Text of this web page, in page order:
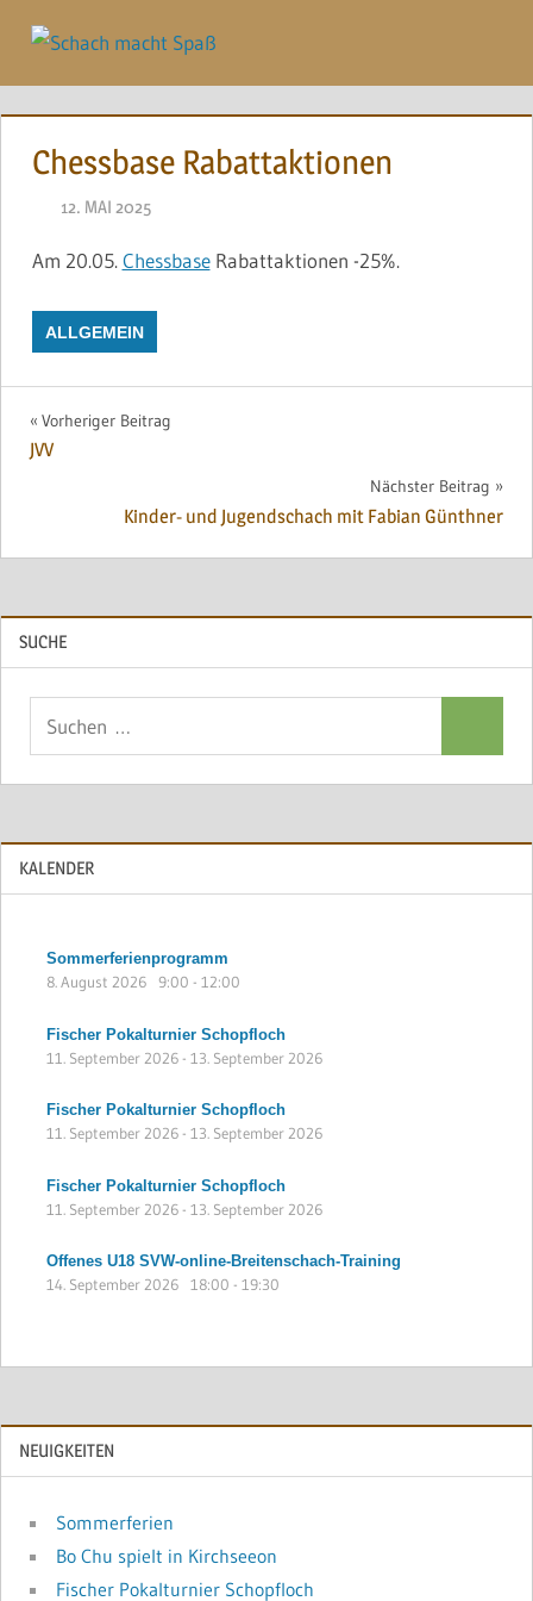
Inhalt
springen
Chessbase Rabattaktionen
12. MAI 2025
Am 20.05.ChessbaseRabattaktionen -25%.
ALLGEMEIN
Beitragsnavigation
Vorheriger Beitrag
JVV
Nächster Beitrag
Kinder- und Jugendschach mit Fabian Günthner
SUCHE
KALENDER
Sommerferienprogramm
8. August 2026 9:00 - 12:00
Fischer Pokalturnier Schopfloch
11. September 2026- 13. September 2026
Fischer Pokalturnier Schopfloch
11. September 2026- 13. September 2026
Fischer Pokalturnier Schopfloch
11. September 2026- 13. September 2026
Offenes U18 SVW-online-Breitenschach-Training
14. September 2026 18:00 - 19:30
NEUIGKEITEN
Sommerferien
Bo Chu spielt in Kirchseeon
Fischer Pokalturnier Schopfloch